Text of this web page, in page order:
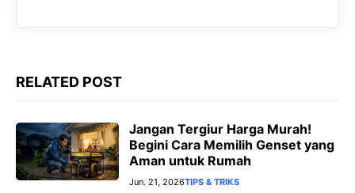
RELATED POST
Jangan Tergiur Harga Murah!
Begini Cara Memilih Genset yang
Aman untuk Rumah
Jun. 21, 2026TIPS & TRIKS